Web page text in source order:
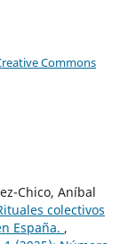
Commons
Chico, Aníbal
colectivos
España. ,